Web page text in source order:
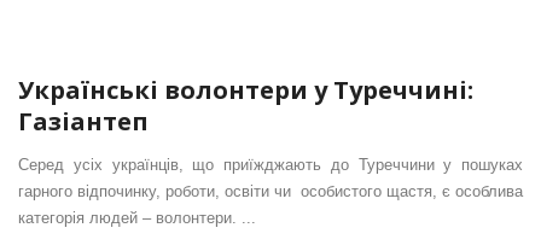
Українські волонтери у Туреччині:
Газіантеп
Серед усіх українців, що приїжджають до Туреччини у пошуках
гарного відпочинку, роботи, освіти чи особистого щастя, є особлива
категорія людей – волонтери. ...